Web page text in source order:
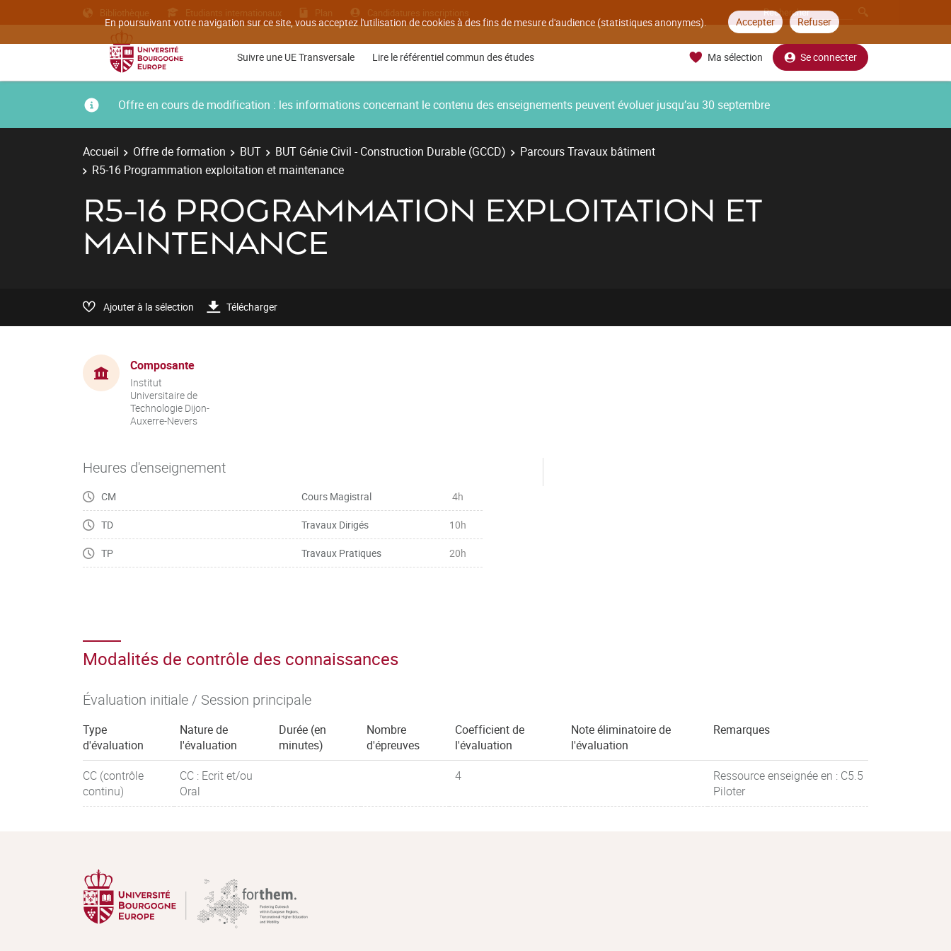
En poursuivant votre navigation sur ce site, vous acceptez l'utilisation de cookies à des fins de mesure d'audience (statistiques anonymes). Accepter Refuser
Bibliothèque Etudiants internationaux Plan Candidatures inscriptions
Suivre une UE Transversale Lire le référentiel commun des études Ma sélection Se connecter
Offre en cours de modification : les informations concernant le contenu des enseignements peuvent évoluer jusqu’au 30 septembre
Accueil Offre de formation BUT BUT Génie Civil - Construction Durable (GCCD)
Parcours Travaux bâtiment
R5-16 Programmation exploitation et maintenance
R5-16 PROGRAMMATION EXPLOITATION ET
MAINTENANCE
Ajouter à la sélection Télécharger
Composante
Institut
Universitaire de
Technologie Dijon-
Auxerre-Nevers
Heures d'enseignement
CM Cours Magistral 4h
TD Travaux Dirigés 10h
TP Travaux Pratiques 20h
Modalités de contrôle des connaissances
Évaluation initiale / Session principale
Type
d'évaluation
Nature de
l'évaluation
Durée (en
minutes)
Nombre
d'épreuves
Coefficient de
l'évaluation
Note éliminatoire de
l'évaluation
Remarques
CC (contrôle
continu)
CC : Ecrit et/ou
Oral
4
Ressource enseignée en : C5.5
Piloter